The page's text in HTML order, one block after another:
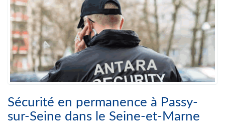
Sécurité en permanence à Passy-
sur-Seine dans le Seine-et-Marne